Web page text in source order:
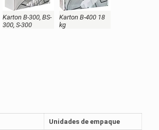
Karton B-300, BS-
300, S-300
Karton B-400 18
kg
Unidades de empaque